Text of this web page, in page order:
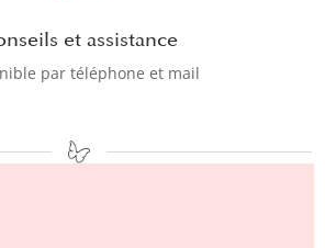
et assistance
par téléphone et mail